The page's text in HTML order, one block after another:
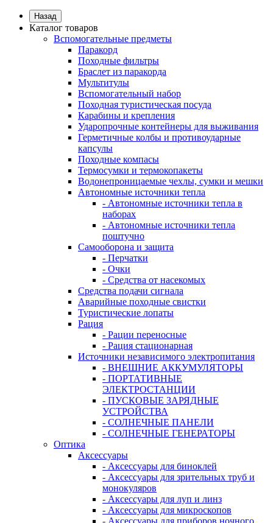
Назад
Каталог товаров
Вспомогательные предметы
Паракорд
Походные фильтры
Браслет из паракорда
Мультитулы
Вспомогательный набор
Походная туристическая посуда
Карабины и крепления
Ударопрочные контейнеры для выживания
Герметичные колбы и противоударные
капсулы
Походные компасы
Термосумки и термокопакеты
Водонепроницаемые чехлы, сумки и мешки
Автономные источники тепла
- Автономные источники тепла в
наборах
- Автономные источники тепла
поштучно
Самооборона и защита
- Перчатки
- Очки
- Средства от насекомых
Средства подачи сигнала
Аварийные походные свистки
Туристические лопаты
Рация
- Рации переносные
- Рация стационарная
Источники независимого электропитания
- ВНЕШНИЕ АККУМУЛЯТОРЫ
- ПОРТАТИВНЫЕ
ЭЛЕКТРОСТАНЦИИ
- ПУСКОВЫЕ ЗАРЯДНЫЕ
УСТРОЙСТВА
- СОЛНЕЧНЫЕ ПАНЕЛИ
- СОЛНЕЧНЫЕ ГЕНЕРАТОРЫ
Оптика
Аксессуары
- Аксессуары для биноклей
- Аксессуары для зрительных труб и
монокуляров
- Аксессуары для луп и линз
- Аксессуары для микроскопов
- Аксессуары для приборов ночного